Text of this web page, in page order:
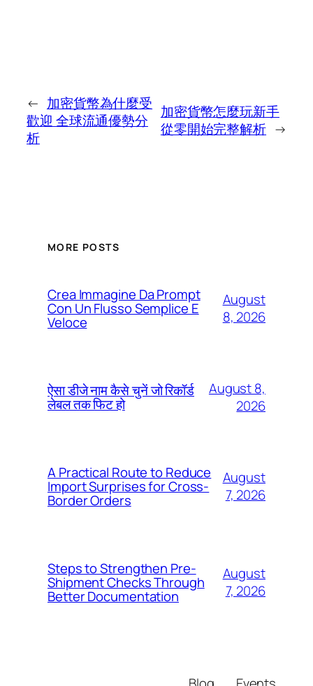
← 加密貨幣為什麼受
歡迎 全球流通優勢分
析
加密貨幣怎麼玩新手
從零開始完整解析 →
MORE POSTS
Crea Immagine Da Prompt
Con Un Flusso Semplice E
Veloce
August
8, 2026
ऐसा डीजे नाम कैसे चुनें जो रिकॉर्ड
लेबल तक फिट हो
August 8,
2026
A Practical Route to Reduce
Import Surprises for Cross-
Border Orders
August
7, 2026
Steps to Strengthen Pre-
Shipment Checks Through
Better Documentation
August
7, 2026